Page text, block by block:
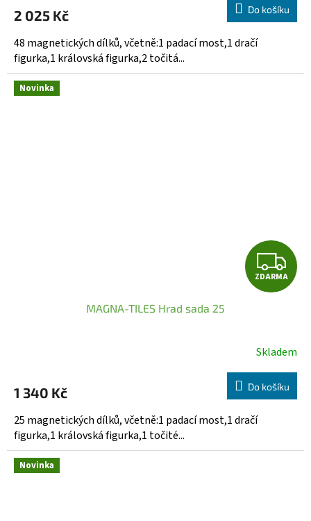
2 025 Kč Do košíku
48 magnetických dílků, včetně:1 padací most,1 dračí
figurka,1 královská figurka,2 točitá...
Novinka
Z
D
R
M
A
ZDARMA
MAGNA-TILES Hrad sada 25
Skladem
1 340 Kč Do košíku
25 magnetických dílků, včetně:1 padací most,1 dračí
figurka,1 královská figurka,1 točité...
Novinka